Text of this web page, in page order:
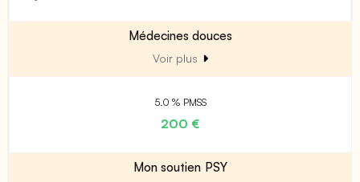
Médecines douces
Voir plus
5.0 % PMSS
200 €
Mon soutien PSY